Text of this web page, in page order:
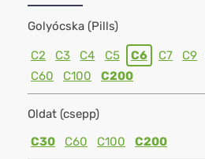
Golyócska (Pills)
C2 C3 C4 C5 C6 C7 C9
C60
C100 C200
Oldat (csepp)
C30
C60 C100 C200